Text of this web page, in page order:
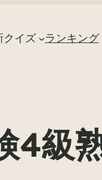
クイズ ランキング
4級